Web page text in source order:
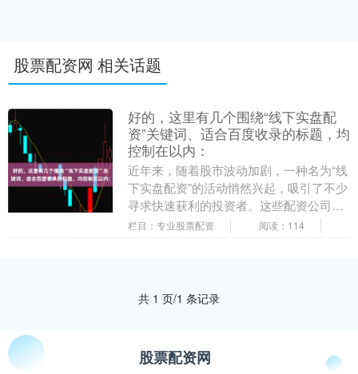
股票配资网 相关话题
好的，这里有几个围绕“线下实盘配
资”关键词、适合百度收录的标题，均
控制在以内：
近年来，随着股市波动加剧，一种名为“线
下实盘配资”的活动悄然兴起，吸引了不少
寻求快速获利的投资者。这些配资公司通
常打着“低门槛、高杠杆、实盘交易”的旗
栏目：专业股票配资 阅读：114
共 1 页/1 条记录
股票配资网